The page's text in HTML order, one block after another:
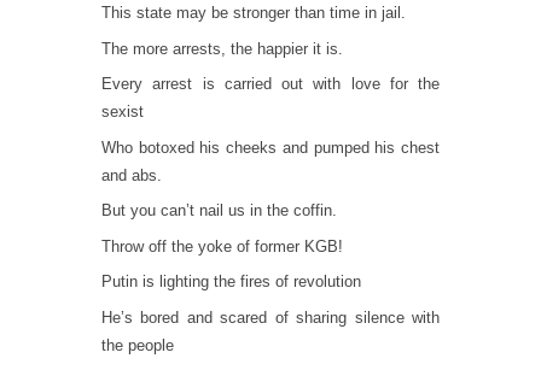
This state may be stronger than time in jail.
The more arrests, the happier it is.
Every arrest is carried out with love for the
sexist
Who botoxed his cheeks and pumped his chest
and abs.
But you can’t nail us in the coffin.
Throw off the yoke of former KGB!
Putin is lighting the fires of revolution
He’s bored and scared of sharing silence with
the people